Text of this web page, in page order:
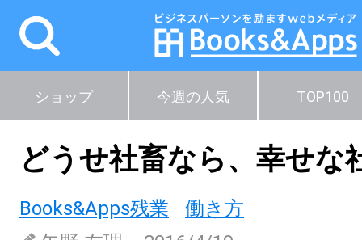
ショップ 今週の人気 TOP100
どうせ社畜なら、幸せな
Books&Apps残業
働き方